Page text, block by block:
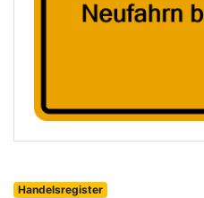
Handelsregister